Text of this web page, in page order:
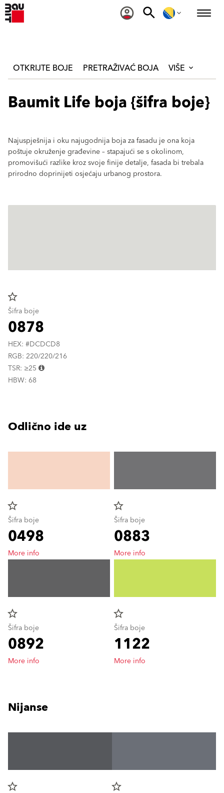
OTKRIJTE BOJE PRETRAŽIVAĆ BOJA VIŠE
Baumit Life boja {šifra boje}
Najuspješnija i oku najugodnija boja za fasadu je ona koja
poštuje okruženje građevine – stapajući se s okolinom,
promovišući razlike kroz svoje finije detalje, fasada bi trebala
prirodno doprinijeti osjećaju urbanog prostora.
star_border
Šifra boje
0878
HEX: #DCDCD8
RGB: 220/220/216
TSR: ≥25
HBW: 68
Odlično ide uz
star_border
Šifra boje
0498
More info
star_border
Šifra boje
0892
More info
star_border
Šifra boje
0883
More info
star_border
Šifra boje
1122
More info
Nijanse
star_border
star_border